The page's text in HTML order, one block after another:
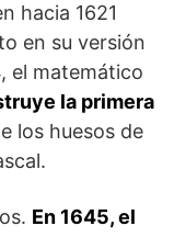
hacia 1621
en su versión
el matemático
la primera
los huesos de
En 1645, el